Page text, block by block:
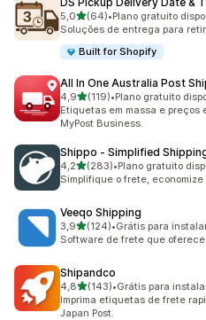
5,0de 5 estrelas
(64)
64 avaliações ao todo
•Plano gratuito
Soluções de entrega para
Built for Shopify
All In One Australia Post
4,9de 5 estrelas
(119)
119 avaliações ao todo
•Plano gratuito
Etiquetas em massa e preços
MyPost Business.
Shippo ‑ Simplified
4,2de 5 estrelas
(283)
283 avaliações ao todo
•Plano gratuito
Simplifique o frete,
Veeqo Shipping
3,9de 5 estrelas
(124)
124 avaliações ao todo
•Grátis para
Software de frete que
Shipandco
4,8de 5 estrelas
(143)
143 avaliações ao todo
•Grátis para
Imprima etiquetas de frete
Japan Post.